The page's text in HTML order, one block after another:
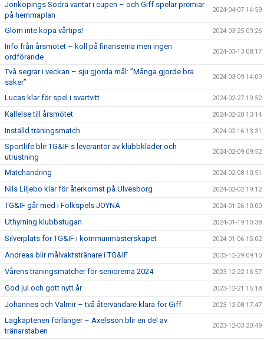
Jönköpings Södra väntar i cupen – och Giff spelar premiär
på hemmaplan
2024-04-07 14:59
Glöm inte köpa vårtips! 2024-03-25 09:26
Info från årsmötet – koll på finanserna men ingen
ordförande
2024-03-13 08:17
Två segrar i veckan – sju gjorda mål: ”Många gjorde bra
saker”
2024-03-09 14:09
Lucas klar för spel i svartvitt 2024-02-27 19:52
Kallelse till årsmötet 2024-02-20 13:14
Inställd träningsmatch 2024-02-16 13:31
Sportlife blir TG&IF:s leverantör av klubbkläder och
utrustning
2024-02-09 09:52
Matchändring 2024-02-08 10:51
Nils Liljebo klar för återkomst på Ulvesborg 2024-02-02 19:12
TG&IF går med i Folkspels JOYNA 2024-01-26 10:00
Uthyrning klubbstugan 2024-01-19 10:38
Silverplats för TG&IF i kommunmästerskapet 2024-01-06 15:02
Andreas blir målvaktstränare i TG&IF 2023-12-29 09:10
Vårens träningsmatcher för seniorerna 2024 2023-12-22 16:57
God jul och gott nytt år 2023-12-21 15:18
Johannes och Valmir – två återvändare klara för Giff 2023-12-08 17:47
Lagkaptenen förlänger – Axelsson blir en del av
tränarstaben
2023-12-03 20:49